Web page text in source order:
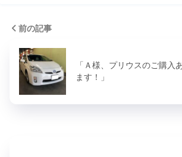
前の記事
「Ａ様、プリウスのご購入
ます！」